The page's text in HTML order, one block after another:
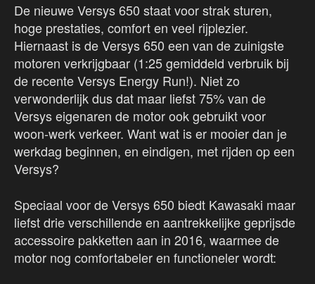
De nieuwe Versys 650 staat voor strak sturen,
hoge prestaties, comfort en veel rijplezier.
Hiernaast is de Versys 650 een van de zuinigste
motoren verkrijgbaar (1:25 gemiddeld verbruik bij
de recente Versys Energy Run!). Niet zo
verwonderlijk dus dat maar liefst 75% van de
Versys eigenaren de motor ook gebruikt voor
woon-werk verkeer. Want wat is er mooier dan je
werkdag beginnen, en eindigen, met rijden op een
Versys?
Speciaal voor de Versys 650 biedt Kawasaki maar
liefst drie verschillende en aantrekkelijke geprijsde
accessoire pakketten aan in 2016, waarmee de
motor nog comfortabeler en functioneler wordt: